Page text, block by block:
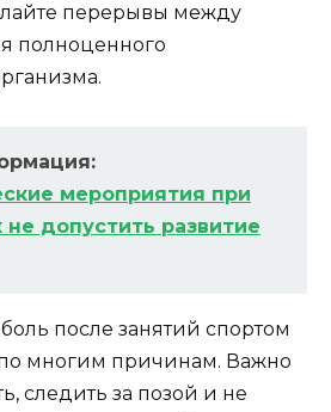
перерывы между
полноценного
мероприятия при
не допустить развитие
после занятий спортом
многим причинам. Важно
следить за позой и не